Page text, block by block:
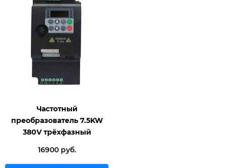
Частотный
преобразователь 7.5KW
380V трёхфазный
16900 руб.